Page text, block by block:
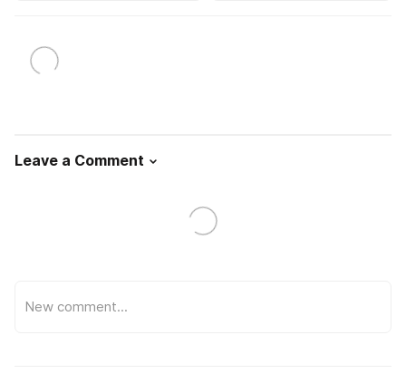
Leave a Comment